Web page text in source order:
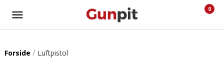
0
Forside / Luftpistol